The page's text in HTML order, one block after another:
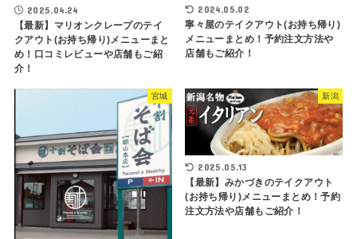
2025.04.24
【最新】マリオンクレープのテイ
クアウト(お持ち帰り)メニューまと
め！口コミレビューや店舗もご紹
介！
2024.05.02
寧々屋のテイクアウト(お持ち帰り)
メニューまとめ！予約注文方法や
店舗もご紹介！
宮城 新潟
2025.05.13
【最新】みかづきのテイクアウト
(お持ち帰り)メニューまとめ！予約
注文方法や店舗もご紹介！